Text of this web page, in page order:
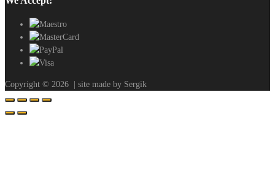
Copyright © 2026 | site made by Sergik